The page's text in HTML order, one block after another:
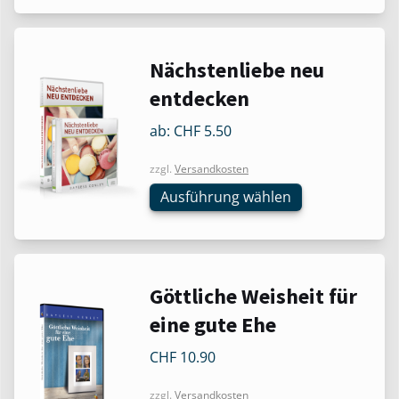
der
gewählt
werden
Nächstenliebe neu
entdecken
ab: CHF 5.50
zzgl. Versandkosten
Ausführung wählen
Dieses
Produkt
weist
mehrere
auf.
Die
Optionen
können
auf
Produktseite
gewählt
Göttliche Weisheit für
eine gute Ehe
CHF 10.90
zzgl. Versandkosten
Dieses
Produkt
weist
mehrere